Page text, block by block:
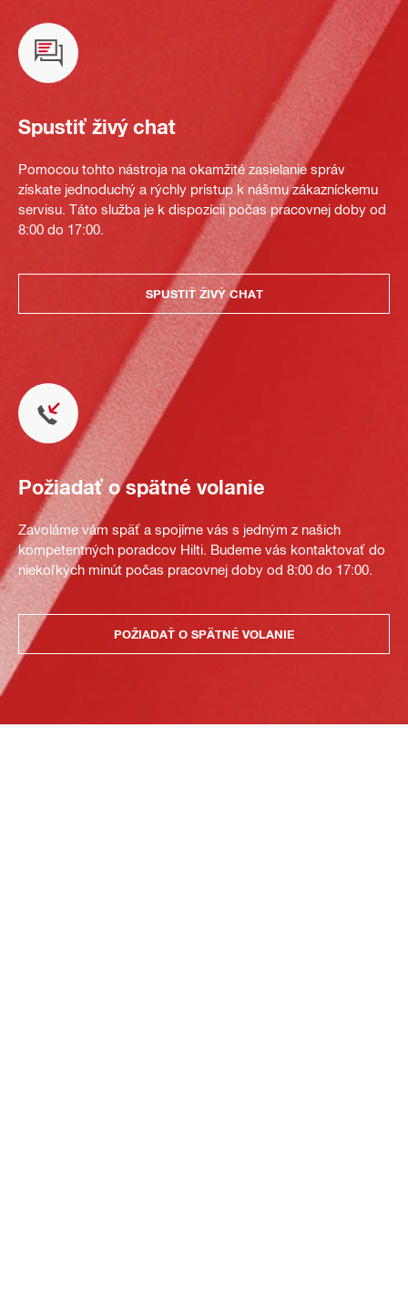
Spustiť živý chat
Pomocou tohto nástroja na okamžité zasielanie správ
získate jednoduchý a rýchly prístup k nášmu zákazníckemu
servisu. Táto služba je k dispozícii počas pracovnej doby od
8:00 do 17:00.
SPUSTIŤ ŽIVÝ CHAT
Požiadať o spätné volanie
Zavoláme vám späť a spojíme vás s jedným z našich
kompetentných poradcov Hilti. Budeme vás kontaktovať do
niekoľkých minút počas pracovnej doby od 8:00 do 17:00.
POŽIADAŤ O SPÄTNÉ VOLANIE